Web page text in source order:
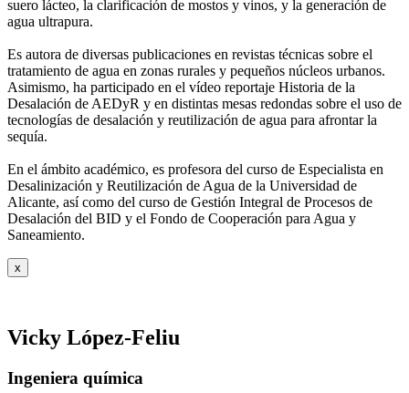
suero lácteo, la clarificación de mostos y vinos, y la generación de
agua ultrapura.
Es autora de diversas publicaciones en revistas técnicas sobre el
tratamiento de agua en zonas rurales y pequeños núcleos urbanos.
Asimismo, ha participado en el vídeo reportaje Historia de la
Desalación de AEDyR y en distintas mesas redondas sobre el uso de
tecnologías de desalación y reutilización de agua para afrontar la
sequía.
En el ámbito académico, es profesora del curso de Especialista en
Desalinización y Reutilización de Agua de la Universidad de
Alicante, así como del curso de Gestión Integral de Procesos de
Desalación del BID y el Fondo de Cooperación para Agua y
Saneamiento.
x
Vicky López-Feliu
Ingeniera química